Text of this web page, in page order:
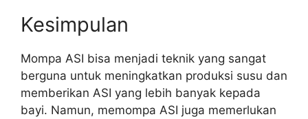
Kesimpulan
Mompa ASI bisa menjadi teknik yang sangat
berguna untuk meningkatkan produksi susu dan
memberikan ASI yang lebih banyak kepada
bayi. Namun, memompa ASI juga memerlukan